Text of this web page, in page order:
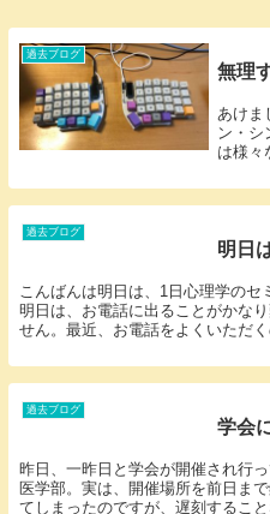
過去ブログ
無理
あけま
ン・
は様々
るの
と時折
ていら
過去ブログ
明日
こんばんは明日は、1日心理学の
明日は、お電話に出ることがかな
せん。最近、お電話をよくいただ
過去ブログ
学会
昨日、一昨日と学会が開催され行
医学部。実は、開催場所を前日ま
てしまったのですが、遅刻するこ